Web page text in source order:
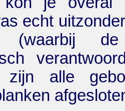
echt
(waarbij de
zijn alle